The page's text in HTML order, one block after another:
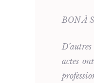
BON À
actes